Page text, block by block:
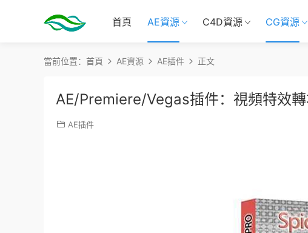
首頁 AE資源 C4D資源 CG資源
當前位置： 首頁 AE資源 AE插件 正文
AE/Premiere/Vegas插件：視頻特效
AE插件